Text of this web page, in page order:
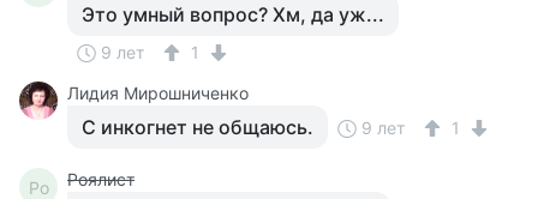
Это умный вопрос? Хм, да уж...
9 лет
1
Лидия Мирошниченко
С инкогнет не общаюсь. 9 лет 1
Ро Роялист